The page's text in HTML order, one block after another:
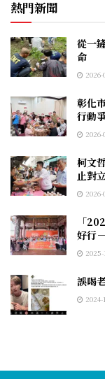
熱門新聞
從一
命
2026-
彰化
行動
2026-
柯文
止對
2026-
「
好行
誤喝
2024-